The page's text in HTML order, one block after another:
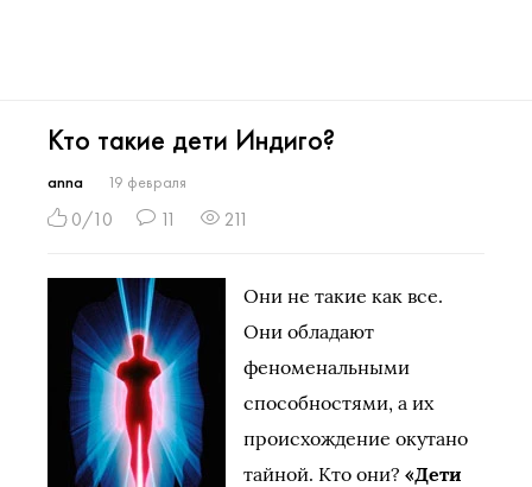
Кто такие дети Индиго?
anna 19 февраля
0/10 11 211
Они не такие как все.
Они обладают
феноменальными
способностями, а их
происхождение окутано
тайной. Кто они? «Дети